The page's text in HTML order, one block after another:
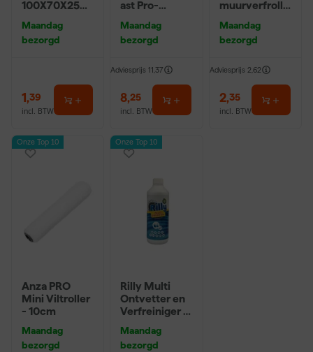
100X70X25m
P220
Maandag
bezorgd
1,39
incl. BTW
ast Pro-
10 (2cm)
Maandag
bezorgd
Adviesprijs 11,37
8,25
incl. BTW
muurverfrolle
Maandag
bezorgd
Adviesprijs 2,62
2,35
incl. BTW
Onze Top 10
Anza PRO
Mini Viltroller
- 10cm
Maandag
bezorgd
Onze Top 10
Rilly Multi
Ontvetter en
Verfreiniger –
Maandag
bezorgd